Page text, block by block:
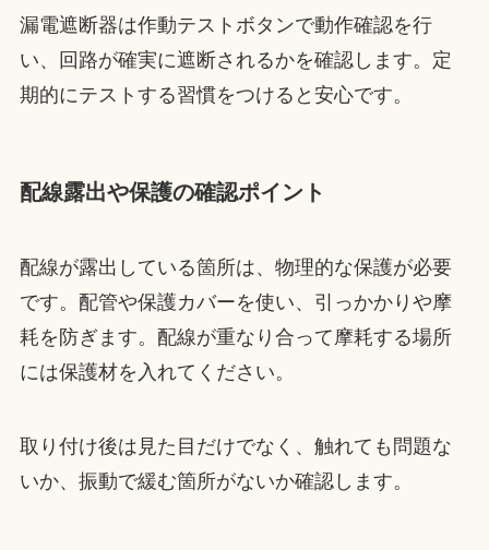
漏電遮断器は作動テストボタンで動作確認を行
い、回路が確実に遮断されるかを確認します。定
期的にテストする習慣をつけると安心です。
配線露出や保護の確認ポイント
配線が露出している箇所は、物理的な保護が必要
です。配管や保護カバーを使い、引っかかりや摩
耗を防ぎます。配線が重なり合って摩耗する場所
には保護材を入れてください。
取り付け後は見た目だけでなく、触れても問題な
いか、振動で緩む箇所がないか確認します。